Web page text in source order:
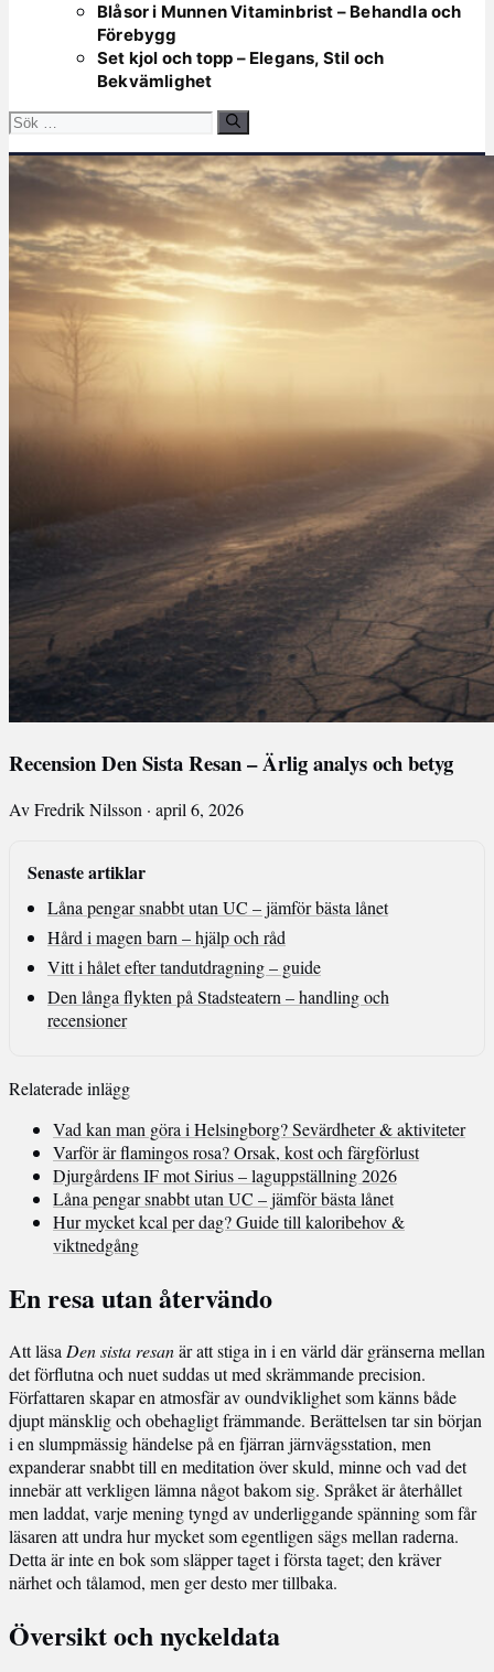
Blåsor i Munnen Vitaminbrist – Behandla och
Förebygg
Set kjol och topp – Elegans, Stil och
Bekvämlighet
Sök
Recension Den Sista Resan – Ärlig analys och betyg
Av Fredrik Nilsson · april 6, 2026
Senaste artiklar
Låna pengar snabbt utan UC – jämför bästa lånet
Hård i magen barn – hjälp och råd
Vitt i hålet efter tandutdragning – guide
Den långa flykten på Stadsteatern – handling och
recensioner
Relaterade inlägg
Vad kan man göra i Helsingborg? Sevärdheter & aktiviteter
Varför är flamingos rosa? Orsak, kost och färgförlust
Djurgårdens IF mot Sirius – laguppställning 2026
Låna pengar snabbt utan UC – jämför bästa lånet
Hur mycket kcal per dag? Guide till kaloribehov &
viktnedgång
En resa utan återvändo
Att läsaDen sista resanär att stiga in i en värld där gränserna mellan
det förflutna och nuet suddas ut med skrämmande precision.
Författaren skapar en atmosfär av oundviklighet som känns både
djupt mänsklig och obehagligt främmande. Berättelsen tar sin början
i en slumpmässig händelse på en fjärran järnvägsstation, men
expanderar snabbt till en meditation över skuld, minne och vad det
innebär att verkligen lämna något bakom sig. Språket är återhållet
men laddat, varje mening tyngd av underliggande spänning som får
läsaren att undra hur mycket som egentligen sägs mellan raderna.
Detta är inte en bok som släpper taget i första taget; den kräver
närhet och tålamod, men ger desto mer tillbaka.
Översikt och nyckeldata